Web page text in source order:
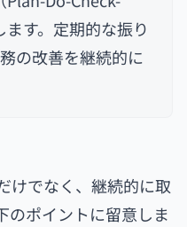
す。定期的な振り
の改善を継続的に
けでなく、継続的に取
のポイントに留意しま